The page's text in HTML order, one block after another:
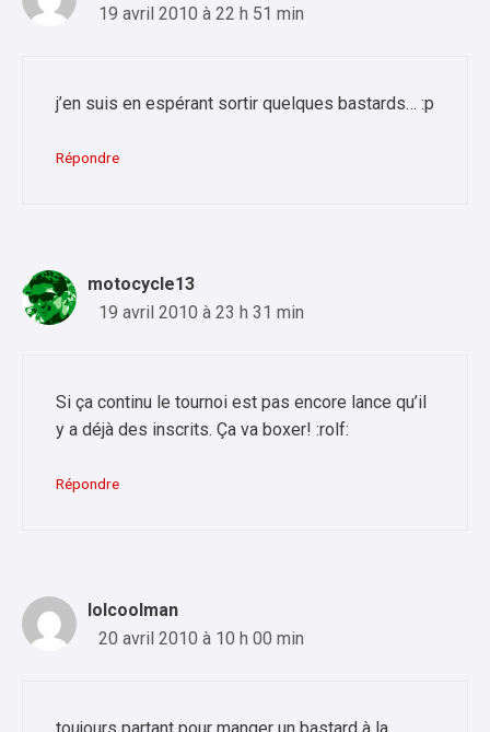
19 avril 2010 à 22 h 51 min
j’en suis en espérant sortir quelques bastards… :p
Répondre
motocycle13
19 avril 2010 à 23 h 31 min
Si ça continu le tournoi est pas encore lance qu’il
y a déjà des inscrits. Ça va boxer! :rolf:
Répondre
lolcoolman
20 avril 2010 à 10 h 00 min